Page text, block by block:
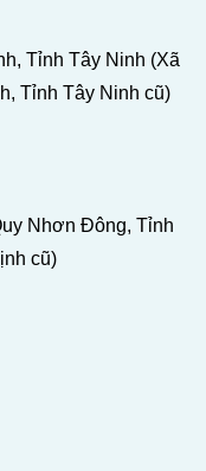
Tỉnh Tây Ninh (Xã
Tỉnh Tây Ninh cũ)
Nhơn Đông, Tỉnh
cũ)